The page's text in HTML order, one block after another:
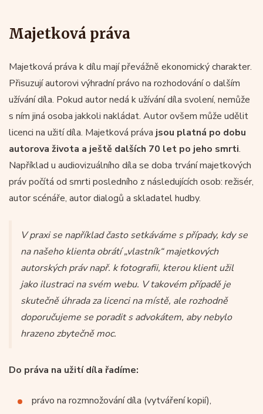
Majetková práva
Majetková práva k dílu mají převážně ekonomický charakter.
Přisuzují autorovi výhradní právo na rozhodování o dalším
užívání díla. Pokud autor nedá k užívání díla svolení, nemůže
s ním jiná osoba jakkoli nakládat. Autor ovšem může udělit
licenci na užití díla. Majetková práva jsou platná po dobu
autorova života a ještě dalších 70 let po jeho smrti.
Například u audiovizuálního díla se doba trvání majetkových
práv počítá od smrti posledního z následujících osob: režisér,
autor scénáře, autor dialogů a skladatel hudby.
V praxi se například často setkáváme s případy, kdy se
na našeho klienta obrátí „vlastník“ majetkových
autorských práv např. k fotografii, kterou klient užil
jako ilustraci na svém webu. V takovém případě je
skutečně úhrada za licenci na místě, ale rozhodně
doporučujeme se poradit s advokátem, aby nebylo
hrazeno zbytečně moc.
Do práva na užití díla řadíme:
právo na rozmnožování díla (vytváření kopií),